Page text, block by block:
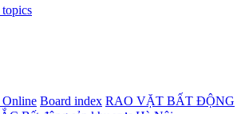
Online Board index RAO VẶT BẤT ĐỘNG